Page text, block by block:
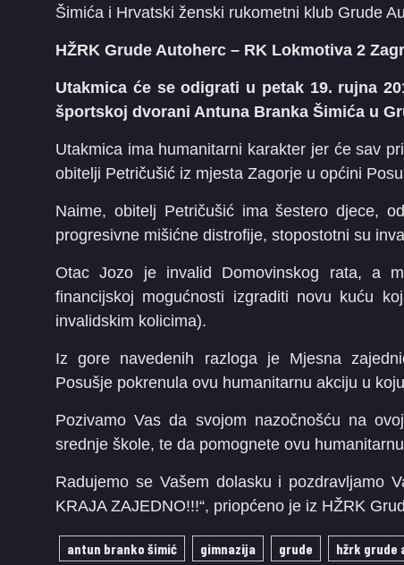
Šimića i Hrvatski ženski rukometni klub Grude
HŽRK Grude Autoherc – RK Lokmotiva 2
Utakmica će se odigrati u petak 19. rujna
športskoj dvorani Antuna Branka Šimića u
Utakmica ima humanitarni karakter jer će sav
obitelji Petričušić iz mjesta Zagorje u općini
Naime, obitelj Petričušić ima šestero djece,
progresivne mišićne distrofije, stopostotni su
Otac Jozo je invalid Domovinskog rata, a
financijskoj mogućnosti izgraditi novu kuću
invalidskim kolicima).
Iz gore navedenih razloga je Mjesna
Posušje pokrenula ovu humanitarnu akciju u
Pozivamo Vas da svojom nazočnošću na
srednje škole, te da pomognete ovu
Radujemo se Vašem dolasku i pozdravljamo
KRAJA ZAJEDNO!!!“, priopćeno je iz HŽRK
antun branko šimić gimnazija grude hžrk grude